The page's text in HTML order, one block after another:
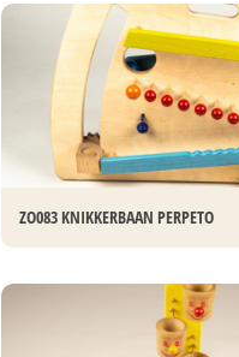
ZO083 KNIKKERBAAN PERPETO